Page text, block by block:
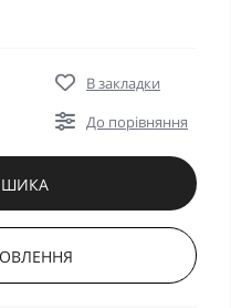
В закладки
До порівняння